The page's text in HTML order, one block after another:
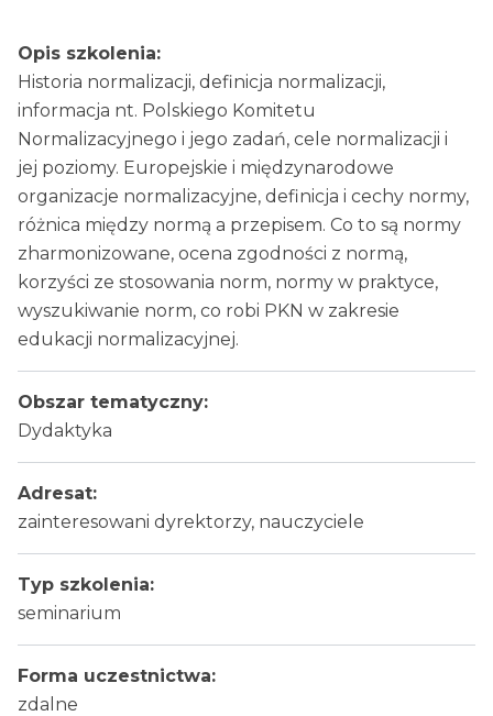
Opis szkolenia:
Historia normalizacji, definicja normalizacji,
informacja nt. Polskiego Komitetu
Normalizacyjnego i jego zadań, cele normalizacji i
jej poziomy. Europejskie i międzynarodowe
organizacje normalizacyjne, definicja i cechy normy,
różnica między normą a przepisem. Co to są normy
zharmonizowane, ocena zgodności z normą,
korzyści ze stosowania norm, normy w praktyce,
wyszukiwanie norm, co robi PKN w zakresie
edukacji normalizacyjnej.
Obszar tematyczny:
Dydaktyka
Adresat:
zainteresowani dyrektorzy, nauczyciele
Typ szkolenia:
seminarium
Forma uczestnictwa:
zdalne